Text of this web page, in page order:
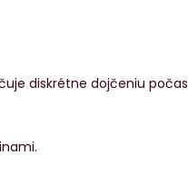
diskrétne dojčeniu